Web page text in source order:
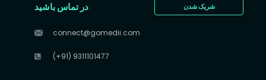
شریک شدن در تماس باشید
connect@gomedii.com
(+91) 9311101477